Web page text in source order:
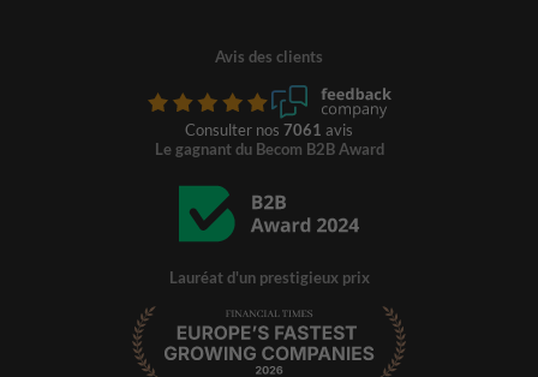
Avis des clients
Consulter nos 7061 avis
Le gagnant du Becom B2B Award
Lauréat d'un prestigieux prix